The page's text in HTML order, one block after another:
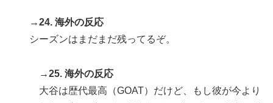
→24. 海外の反応
シーズンはまだまだ残ってるぞ。
→25. 海外の反応
大谷は歴代最高（GOAT）だけど、もし彼が今より